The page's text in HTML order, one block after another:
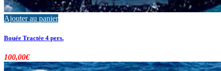
Ajouter au panier
Bouée Tractée 4 pers.
100,00€